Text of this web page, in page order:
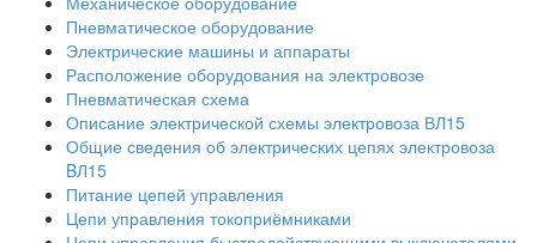
Пневматическое оборудование
Электрические машины и аппараты
Расположение оборудования на электровозе
Пневматическая схема
Описание электрической схемы электровоза ВЛ15
Общие сведения об электрических цепях электровоза
BЛ15
Питание цепей управления
Цепи управления токоприёмниками